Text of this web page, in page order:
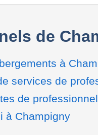
de
à
services de
de
à Champigny